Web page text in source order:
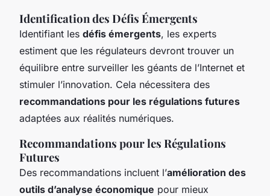
Identification des Défis Émergents
Identifiant les défis émergents, les experts
estiment que les régulateurs devront trouver un
équilibre entre surveiller les géants de l’Internet et
stimuler l’innovation. Cela nécessitera des
recommandations pour les régulations futures
adaptées aux réalités numériques.
Recommandations pour les Régulations
Futures
Des recommandations incluent l’amélioration des
outils d’analyse économique pour mieux